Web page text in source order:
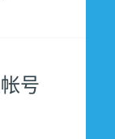
号